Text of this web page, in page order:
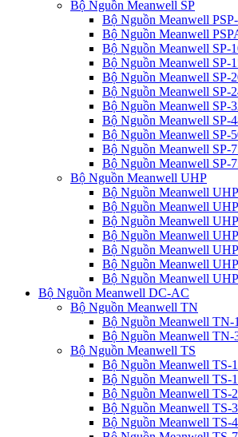
Bộ Nguồn Meanwell SP
Bộ Nguồn Meanwell
Bộ Nguồn Meanwell
Bộ Nguồn Meanwell SP-
Bộ Nguồn Meanwell SP-
Bộ Nguồn Meanwell SP-
Bộ Nguồn Meanwell SP-
Bộ Nguồn Meanwell SP-
Bộ Nguồn Meanwell SP-
Bộ Nguồn Meanwell SP-
Bộ Nguồn Meanwell SP-
Bộ Nguồn Meanwell SP-
Bộ Nguồn Meanwell UHP
Bộ Nguồn Meanwell
Bộ Nguồn Meanwell
Bộ Nguồn Meanwell
Bộ Nguồn Meanwell
Bộ Nguồn Meanwell
Bộ Nguồn Meanwell
Bộ Nguồn Meanwell
Bộ Nguồn Meanwell DC-AC
Bộ Nguồn Meanwell TN
Bộ Nguồn Meanwell TN-
Bộ Nguồn Meanwell TN-
Bộ Nguồn Meanwell TS
Bộ Nguồn Meanwell TS-
Bộ Nguồn Meanwell TS-
Bộ Nguồn Meanwell TS-
Bộ Nguồn Meanwell TS-
Bộ Nguồn Meanwell TS-